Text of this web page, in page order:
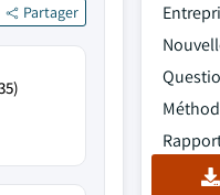
Partager